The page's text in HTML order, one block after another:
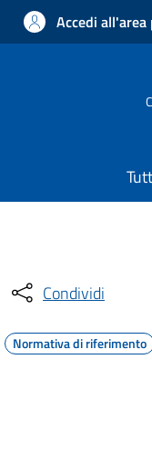
Accedi all'area
Condividi
Normativa di riferimento